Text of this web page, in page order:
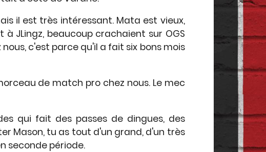
il est très intéressant. Mata est vieux,
JLingz, beaucoup crachaient sur OGS
c'est parce qu'il a fait six bons mois
de match pro chez nous. Le mec
qui fait des passes de dingues, des
Mason, tu as tout d'un grand, d'un très
seconde période.